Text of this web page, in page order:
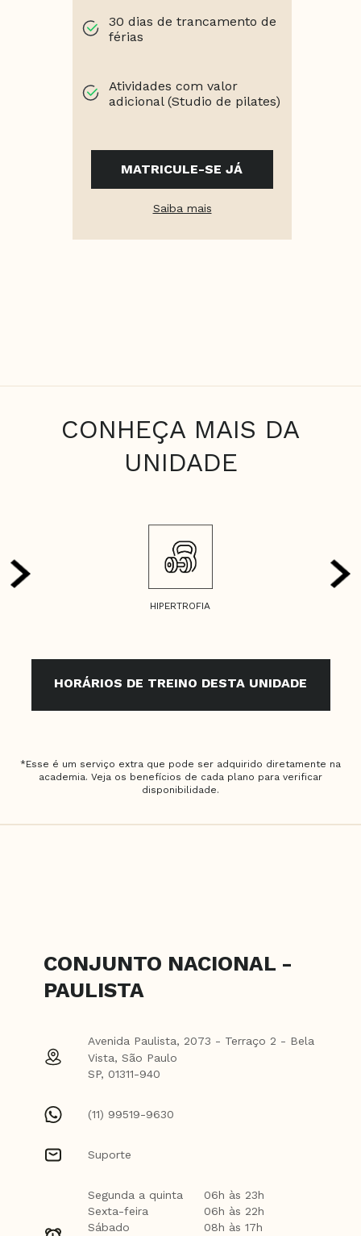
30 dias de trancamento de
férias
Atividades com valor
adicional (Studio de pilates)
MATRICULE-SE JÁ
Saiba mais
CONHEÇA MAIS DA
UNIDADE
HIPERTROFIA
HORÁRIOS DE TREINO DESTA UNIDADE
*Esse é um serviço extra que pode ser adquirido diretamente na
academia. Veja os benefícios de cada plano para verificar
disponibilidade.
CONJUNTO NACIONAL -
PAULISTA
Avenida Paulista, 2073 - Terraço 2 - Bela
Vista, São Paulo
SP, 01311-940
(11) 99519-9630
Suporte
Segunda a quinta
Sexta-feira
Sábado
06h às 23h
06h às 22h
08h às 17h